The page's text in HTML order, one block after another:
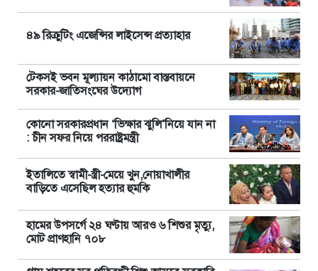
৪৯ রিক্রুটিং এজেন্সির লাইসেন্স প্রত্যাহার
টেকসই ভবন মূল্যায়ন কাঠামো বাস্তবায়নে
সরকার-জাতিসংঘের উদ্যোগ
কোনো সরকারপ্রধান ‘ভিক্ষার ঝুলি’নিয়ে যান না
: চীন সফর নিয়ে পররাষ্ট্রমন্ত্রী
ইতালিতে স্বামী-স্ত্রী-মেয়ে খুন,নোয়াখালীর
বাড়িতে এসেছিল হত্যার হুমকি
হামের উপসর্গে ২৪ ঘণ্টায় আরও ৬ শিশুর মৃত্যু,
মোট প্রাণহানি ৭০৮